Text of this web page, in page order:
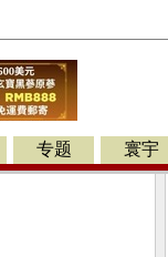
专题 寰宇